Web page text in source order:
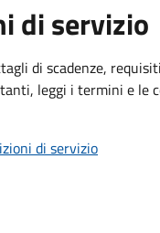
di servizio
di scadenze,
leggi i termini e le
di servizio